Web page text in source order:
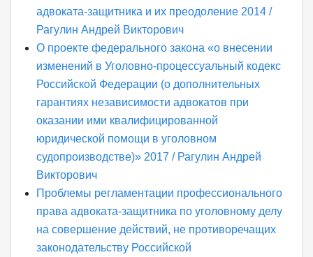
адвоката-защитника и их преодоление 2014 /
Рагулин Андрей Викторович
О проекте федерального закона «о внесении
изменений в Уголовно-процессуальный кодекс
Российской Федерации (о дополнительных
гарантиях независимости адвокатов при
оказании ими квалифицированной
юридической помощи в уголовном
судопроизводстве)» 2017 / Рагулин Андрей
Викторович
Проблемы регламентации профессионального
права адвоката-защитника по уголовному делу
на совершение действий, не противоречащих
законодательству Российской